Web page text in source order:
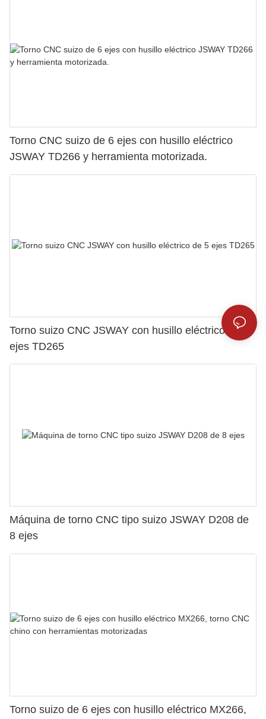
Torno CNC suizo de 6 ejes con husillo eléctrico
JSWAY TD266 y herramienta motorizada.
Torno suizo CNC JSWAY con husillo eléctrico de 5
ejes TD265
Máquina de torno CNC tipo suizo JSWAY D208 de
8 ejes
Torno suizo de 6 ejes con husillo eléctrico MX266,